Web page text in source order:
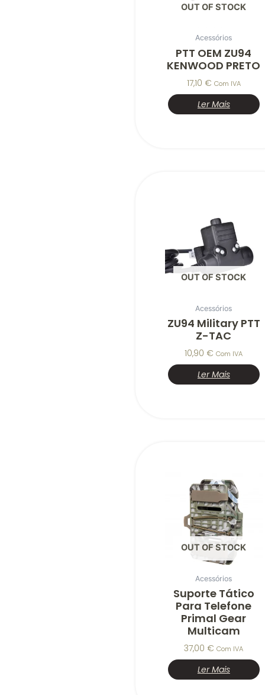
OUT OF STOCK
Acessórios
PTT OEM ZU94
KENWOOD PRETO
17,10 € Com IVA
Ler Mais
OUT OF STOCK
Acessórios
ZU94 Military PTT
Z-TAC
10,90€ Com IVA
Ler Mais
OUT OF STOCK
Acessórios
Suporte Tático
Para Telefone
Primal Gear
Multicam
37,00€ Com IVA
Ler Mais